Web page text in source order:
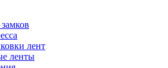
лент
ленты